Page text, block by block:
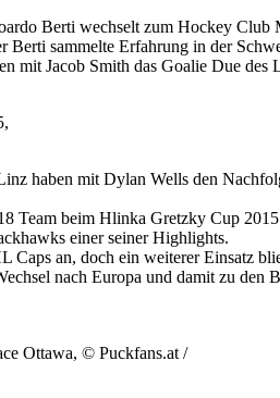
Berti wechselt zum Hockey Club
Berti sammelte Erfahrung in der
mit Jacob Smith das Goalie Due des
haben mit Dylan Wells den
Team beim Hlinka Gretzky Cup
einer seiner Highlights.
Caps an, doch ein weiterer Einsatz
nach Europa und damit zu
Ottawa, © Puckfans.at /